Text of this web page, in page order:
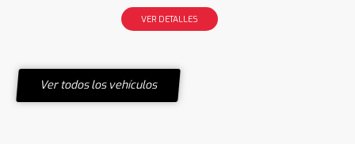
VER DETALLES
Ver todos los vehículos